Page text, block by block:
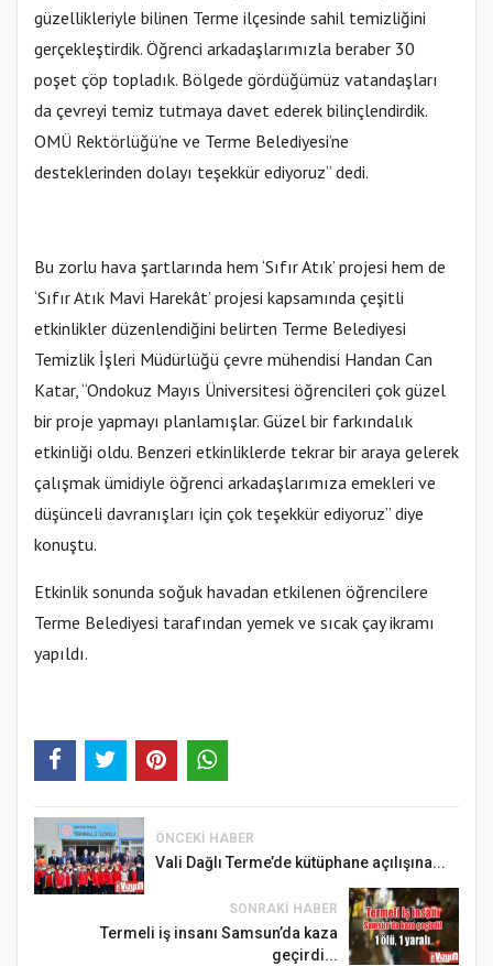
güzellikleriyle bilinen Terme ilçesinde sahil temizliğini
gerçekleştirdik. Öğrenci arkadaşlarımızla beraber 30
poşet çöp topladık. Bölgede gördüğümüz vatandaşları
da çevreyi temiz tutmaya davet ederek bilinçlendirdik.
OMÜ Rektörlüğü’ne ve Terme Belediyesi’ne
desteklerinden dolayı teşekkür ediyoruz” dedi.
Bu zorlu hava şartlarında hem ‘Sıfır Atık’ projesi hem de
‘Sıfır Atık Mavi Harekât’ projesi kapsamında çeşitli
etkinlikler düzenlendiğini belirten Terme Belediyesi
Temizlik İşleri Müdürlüğü çevre mühendisi Handan Can
Katar, “Ondokuz Mayıs Üniversitesi öğrencileri çok güzel
bir proje yapmayı planlamışlar. Güzel bir farkındalık
etkinliği oldu. Benzeri etkinliklerde tekrar bir araya gelerek
çalışmak ümidiyle öğrenci arkadaşlarımıza emekleri ve
düşünceli davranışları için çok teşekkür ediyoruz” diye
konuştu.
Etkinlik sonunda soğuk havadan etkilenen öğrencilere
Terme Belediyesi tarafından yemek ve sıcak çay ikramı
yapıldı.
ÖNCEKI HABER
Vali Dağlı Terme’de kütüphane açılışına...
SONRAKI HABER
Termeli iş insanı Samsun’da kaza
geçirdi...